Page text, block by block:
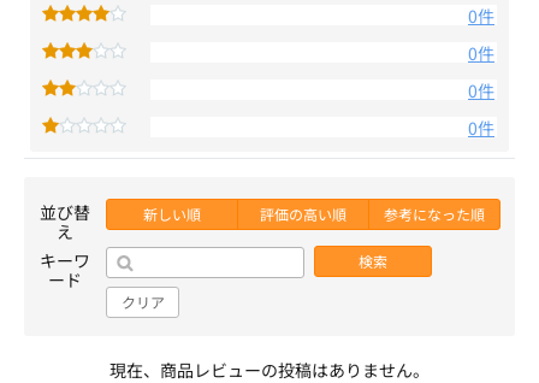
0件
0件
0件
0件
並び替
え
新しい順 評価の高い順 参考になった順
キーワ
ード
検索
クリア
現在、商品レビューの投稿はありません。